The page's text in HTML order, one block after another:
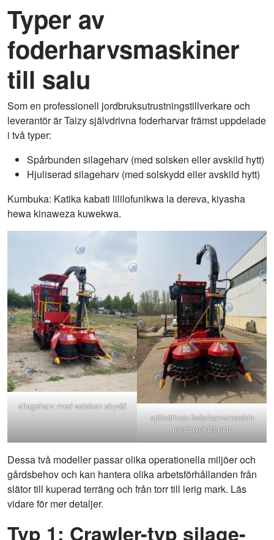
Typer av
foderharvsmaskiner
till salu
Som en professionell jordbruksutrustningstillverkare och
leverantör är Taizy självdrivna foderharvar främst uppdelade
i två typer:
Spårbunden silageharv (med solsken eller avskild hytt)
Hjuliserad silageharv (med solskydd eller avskild hytt)
Kumbuka: Katika kabati lililofunikwa la dereva, kiyasha
hewa kinaweza kuwekwa.
silageharv med solsken skydd
självdriven foderharvsmaskin
med avskild hytt
Dessa två modeller passar olika operationella miljöer och
gårdsbehov och kan hantera olika arbetsförhållanden från
slätor till kuperad terräng och från torr till lerig mark. Läs
vidare för mer detaljer.
Typ 1: Crawler-typ silage-